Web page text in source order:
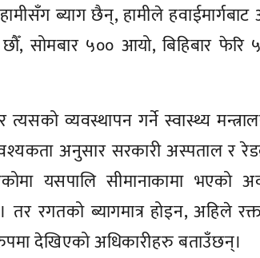
ब्याग छैन्, हामीले
छौँ, सोमबार ५०० आयो, बिहिबार
त्यसको व्यवस्थापन गर्ने स्वास्थ्य
अनुसार सरकारी अस्पताल र
यसपालि सीमानाकामा भएको
रगतको ब्यागमात्र होइन, अहिले
देखिएको अधिकारीहरु बताउँछन्।